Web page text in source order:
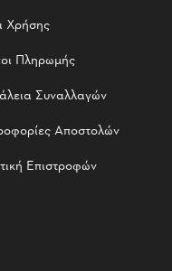
Χρήσης
Πληρωμής
Συναλλαγών
Αποστολών
Επιστροφών